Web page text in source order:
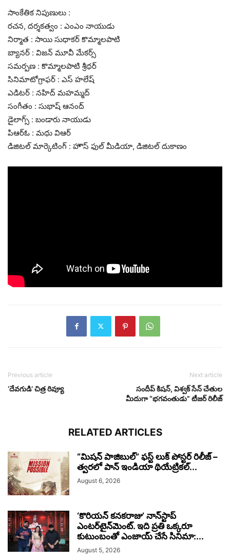
సాంకేతిక నిపుణులు :
రచన, దర్శకత్వం : ఎంఎం నాయుడు
నిర్మాత : సాయి సుధాకర్ కొమ్మాలపాటి
బ్యానర్ : విజన్ మూవీ మేకర్స్
సమర్పణ : కొమ్మాలపాటి శ్రీధర్
సినిమాటోగ్రాఫర్ : ఎస్ హలేష్
ఎడిటర్ : నహిద్ మహమ్మద్
సంగీతం : సుభాష్ ఆనంద్
డైలాగ్స్ : బండారు నాయుడు
పిఆర్ఓ : మధు విఆర్
డిజిటల్ మార్కెటింగ్ : హౌస్ ఫుల్ మీడియా, డిజిటల్ దుకాణం
Previous article
‘దేవగుడి’ చిత్ర రివ్యూ
Next article
సందీప్ కిషన్, విశ్వక్ సేన్ చేతుల
మీదుగా “భగవంతుడు” టీజర్ రిలీజ్
RELATED ARTICLES
“మిషన్ పాజిబుల్” ఫస్ట్ లుక్ పోస్టర్ రిలీజ్ –
త్వరలో పాన్ ఇండియా థియేట్రికల్...
August 6, 2026
‘కొరియన్ కనకరాజు’ నాన్‌స్టాప్
ఎంటర్‌టైన్‌మెంట్. ఇది ప్రతి ఒక్కరూ
కుటుంబంతో ఎంజాయ్ చేసే సినిమా:...
August 5, 2026